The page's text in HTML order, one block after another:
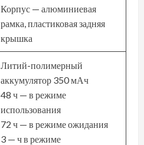
Корпус — алюминиевая
рамка, пластиковая задняя
крышка
Литий-полимерный
аккумулятор 350 мАч
48 ч — в режиме
использования
72 ч — в режиме ожидания
3 — ч в режиме